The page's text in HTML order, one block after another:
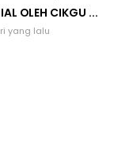
OLEH CIKGU ...
yang lalu